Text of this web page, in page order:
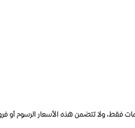
ولا تتضمن هذه الأسعار الرسوم أو